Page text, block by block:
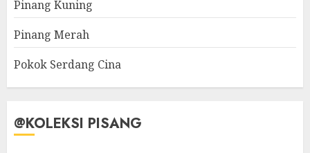
Pinang Kuning
Pinang Merah
Pokok Serdang Cina
@KOLEKSI PISANG